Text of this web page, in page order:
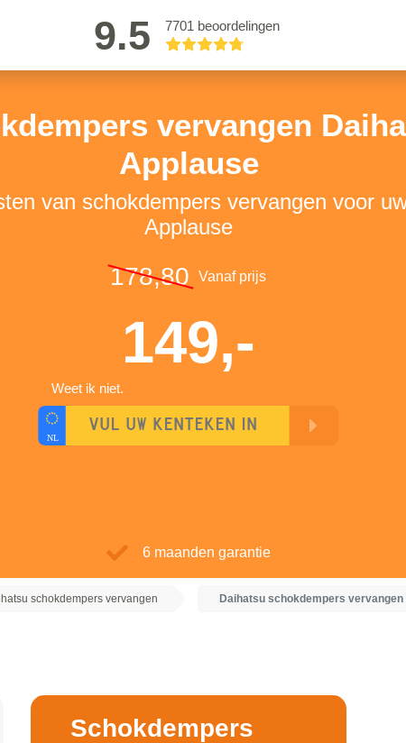
9.5 7701 beoordelingen
vervangen
Applause
van schokdempers vervangen voor
Applause
178,80 Vanaf prijs
149,-
Weet ik niet.
6 maanden garantie
schokdempers vervangen Daihatsu schokdempers vervangen
Schokdempers